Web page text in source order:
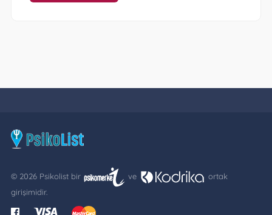
© 2026 Psikolist bir ve
ortak
girişimidir.